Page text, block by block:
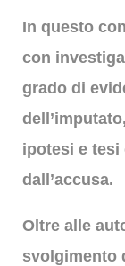
In questo
con
grado di
ipotesi e tesi
dall’accusa.
Oltre alle
svolgimento